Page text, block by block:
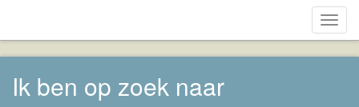
Ik ben op zoek naar